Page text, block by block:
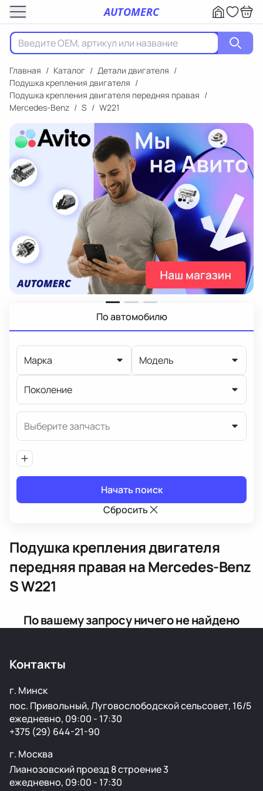
AUTOMERC
Главная / Каталог / Детали двигателя /
Подушка крепления двигателя /
Подушка крепления двигателя передняя правая /
Mercedes-Benz / S / W221
По автомобилю
Марка Модель
Поколение
Выберите запчасть
Начать поиск
Сбросить
Подушка крепления двигателя
передняя праваяна Mercedes-Benz
S W221
По вашему запросу ничего не найдено
Контакты
г. Минск
пос. Привольный, Луговослободской сельсовет, 16/5
ежедневно, 09:00 - 17:30
+375 (29) 644-21-90
г. Москва
Лианозовский проезд 8 строение 3
ежедневно, 09:00 - 17:30